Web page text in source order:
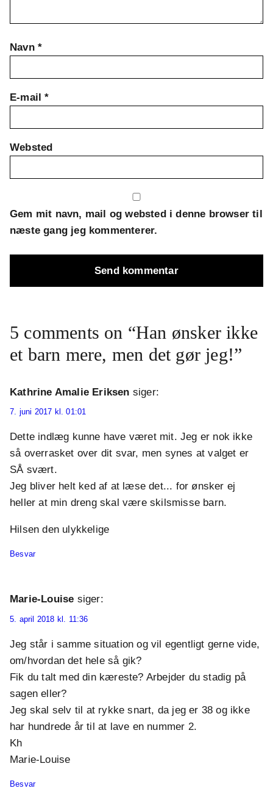
Navn *
E-mail*
Websted
Gem mit navn, mail og websted i denne browser til
næste gang jeg kommenterer.
5 comments on “Han ønsker ikke
et barn mere, men det gør jeg!”
Kathrine Amalie Eriksen siger:
7. juni 2017 kl. 01:01
Dette indlæg kunne have været mit. Jeg er nok ikke
så overrasket over dit svar, men synes at valget er
SÅ svært.
Jeg bliver helt ked af at læse det... for ønsker ej
heller at min dreng skal være skilsmisse barn.
Hilsen den ulykkelige
Besvar
Marie-Louise siger:
5. april 2018 kl. 11:36
Jeg står i samme situation og vil egentligt gerne vide,
om/hvordan det hele så gik?
Fik du talt med din kæreste? Arbejder du stadig på
sagen eller?
Jeg skal selv til at rykke snart, da jeg er 38 og ikke
har hundrede år til at lave en nummer 2.
Kh
Marie-Louise
Besvar